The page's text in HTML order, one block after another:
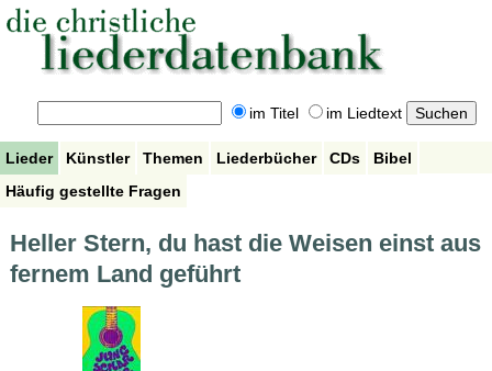
im Titel im Liedtext
Lieder Künstler Themen Liederbücher CDs
Bibel
Häufig gestellte Fragen
Heller Stern, du hast die Weisen einst aus
fernem Land geführt